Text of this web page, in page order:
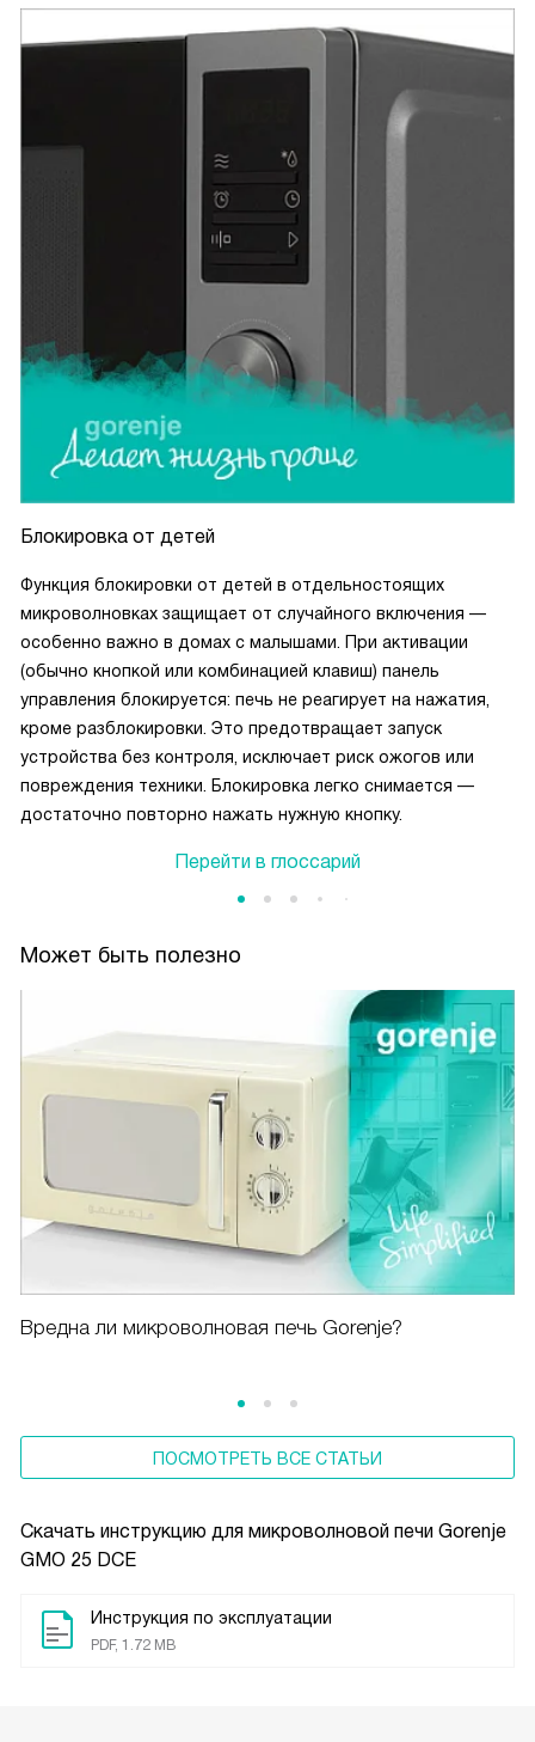
Скачать инструкцию для микроволновой печи Gorenje
GMO 25 DCE
Инструкция по эксплуатации
PDF, 1.72 MB
Блокировка от детей
Функция блокировки от детей в отдельностоящих
микроволновках защищает от случайного включения —
особенно важно в домах с малышами. При активации
(обычно кнопкой или комбинацией клавиш) панель
управления блокируется: печь не реагирует на нажатия,
кроме разблокировки. Это предотвращает запуск
устройства без контроля, исключает риск ожогов или
повреждения техники. Блокировка легко снимается —
достаточно повторно нажать нужную кнопку.
Перейти в глоссарий
Может быть полезно
Вредна ли микроволновая печь Gorenje?
ПОСМОТРЕТЬ ВСЕ СТАТЬИ